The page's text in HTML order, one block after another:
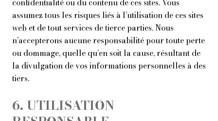
confidentialité ou du contenu de ces sites. Vous
assumez tous les risques liés à l’utilisation de ces sites
web et de tout services de tierce parties. Nous
n’accepterons aucune responsabilité pour toute perte
ou dommage, quelle qu’en soit la cause, résultant de
la divulgation de vos informations personnelles à des
tiers.
6. UTILISATION